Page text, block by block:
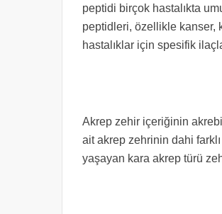
peptidi birçok hastalıkta
peptidleri, özellikle kanser,
hastalıklar için spesifik
Akrep zehir içeriğinin
ait akrep zehrinin dahi
yaşayan kara akrep türü